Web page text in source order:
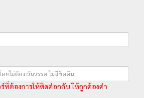
ที่ต้องการให้ติดต่อกลับ ให้ถูกต้องค่า